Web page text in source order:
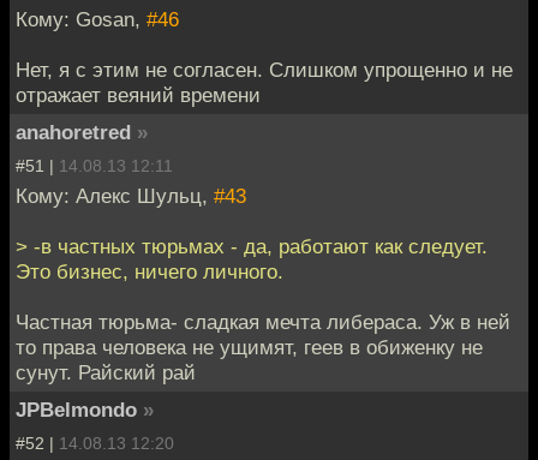
Кому: Gosan, #46
Нет, я с этим не согласен. Слишком упрощенно и не
отражает веяний времени
anahoretred »
#51 | 14.08.13 12:11
Кому: Алекс Шульц, #43
> -в частных тюрьмах - да, работают как следует.
Это бизнес, ничего личного.
Частная тюрьма- сладкая мечта либераса. Уж в ней
то права человека не ущимят, геев в обиженку не
сунут. Райский рай
JPBelmondo »
#52 | 14.08.13 12:20